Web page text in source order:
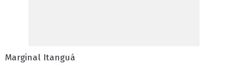
Marginal Itanguá